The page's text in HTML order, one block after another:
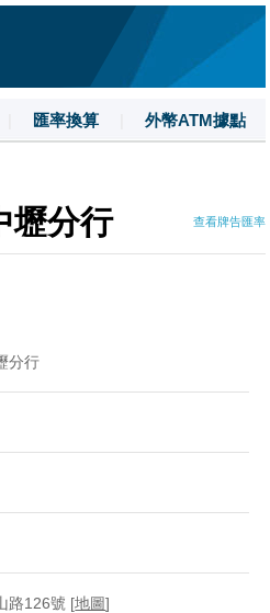
匯率換算 外幣ATM據點
壢分行 查看牌告匯率
分行
路126號 [地圖]